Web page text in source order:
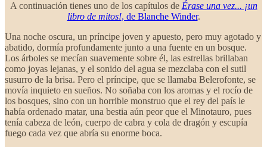
A continuación tienes uno de los capítulos de Érase una vez... ¡un
libro de mitos!, de Blanche Winder.
Una noche oscura, un príncipe joven y apuesto, pero muy agotado y
abatido, dormía profundamente junto a una fuente en un bosque.
Los árboles se mecían suavemente sobre él, las estrellas brillaban
como joyas lejanas, y el sonido del agua se mezclaba con el sutil
susurro de la brisa. Pero el príncipe, que se llamaba Belerofonte, se
movía inquieto en sueños. No soñaba con los aromas y el rocío de
los bosques, sino con un horrible monstruo que el rey del país le
había ordenado matar, una bestia aún peor que el Minotauro, pues
tenía cabeza de león, cuerpo de cabra y cola de dragón y escupía
fuego cada vez que abría su enorme boca.